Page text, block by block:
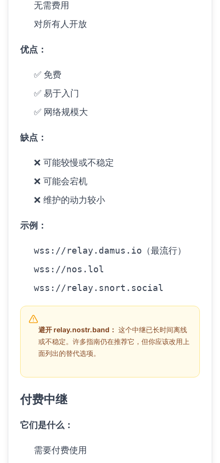
无需费用
对所有人开放
优点：
✅ 免费
✅ 易于入门
✅ 网络规模大
缺点：
❌ 可能较慢或不稳定
❌ 可能会宕机
❌ 维护的动力较小
示例：
wss://relay.damus.io （最流行）
wss://nos.lol
wss://relay.snort.social
避开 relay.nostr.band： 这个中继已长时间离线
或不稳定。许多指南仍在推荐它，但你应该改用上
面列出的替代选项。
付费中继
它们是什么：
需要付费使用